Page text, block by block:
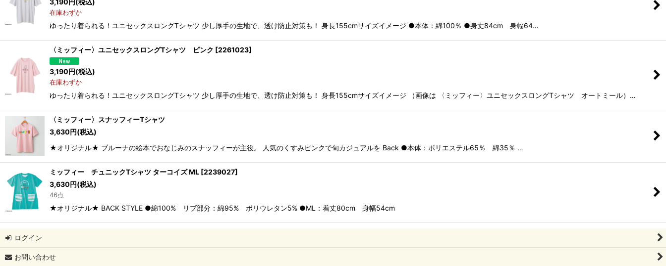
3,190円(税込)
在庫わずか
ゆったり着られる！ユニセックスロングTシャツ 少し厚手の生地で、透け防止対策も！ 身長155cmサイズイメージ ●本体：綿100％ ●身丈84cm 身幅64…
〈ミッフィー〉ユニセックスロングTシャツ ピンク [2261023]
3,190円(税込)
在庫わずか
ゆったり着られる！ユニセックスロングTシャツ 少し厚手の生地で、透け防止対策も！ 身長155cmサイズイメージ （画像は 〈ミッフィー〉ユニセックスロングTシャツ オートミール）…
〈ミッフィー〉スナッフィーTシャツ
3,630円(税込)
★オリジナル★ ブルーナの絵本でおなじみのスナッフィーが主役。 人気のくすみピンクで旬カジュアルを Back ●本体：ポリエステル65％ 綿35％ …
ミッフィー チュニックTシャツ ターコイズ ML [2239027]
3,630円(税込)
46点
★オリジナル★ BACK STYLE ●綿100% リブ部分：綿95% ポリウレタン5% ●ML：着丈80cm 身幅54cm
ログイン
お問い合わせ